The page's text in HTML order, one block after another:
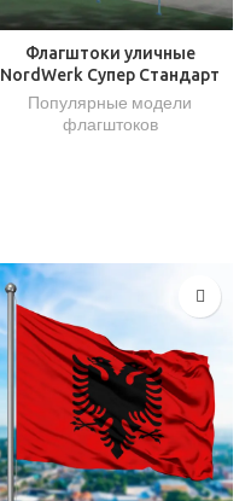
Флагштоки уличные
NordWerk Супер Стандарт
Популярные модели
флагштоков